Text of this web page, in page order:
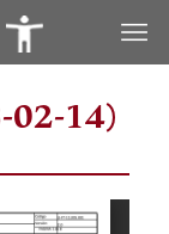
Accesibilidad
02-14)